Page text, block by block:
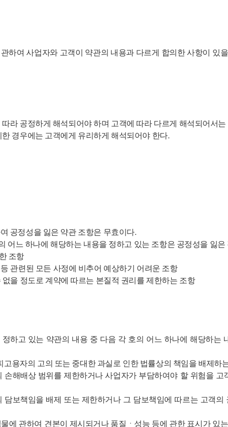
하여 사업자와 고객이 약관의 내용과 다르게 합의한 사항이 있
라 공정하게 해석되어야 하며 고객에 따라 다르게 해석되어서는
경우에는 고객에게 유리하게 해석되어야 한다.
공정성을 잃은 약관 조항은 무효이다.
어느 하나에 해당하는 내용을 정하고 있는 조항은 공정성을 잃은
조항
관련된 모든 사정에 비추어 예상하기 어려운 조항
을 정도로 계약에 따르는 본질적 권리를 제한하는 조항
하고 있는 약관의 내용 중 다음 각 호의 어느 하나에 해당하는
고용자의 고의 또는 중대한 과실로 인한 법률상의 책임을 배제하
손해배상 범위를 제한하거나 사업자가 부담하여야 할 위험을 고
담보책임을 배제 또는 제한하거나 그 담보책임에 따르는 고객의
에 관하여 견본이 제시되거나 품질ㆍ성능 등에 관한 표시가 있